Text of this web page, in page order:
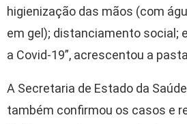
higienização das mãos (com
em gel); distanciamento social;
a Covid-19”, acrescentou a
A Secretaria de Estado da
também confirmou os casos e